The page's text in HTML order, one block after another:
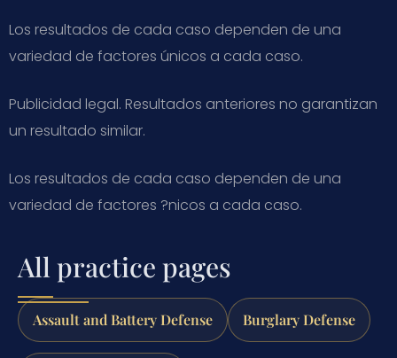
Los resultados de cada caso dependen de una
variedad de factores únicos a cada caso.
Publicidad legal. Resultados anteriores no garantizan
un resultado similar.
Los resultados de cada caso dependen de una
variedad de factores ?nicos a cada caso.
All practice pages
Assault and Battery Defense Burglary Defense